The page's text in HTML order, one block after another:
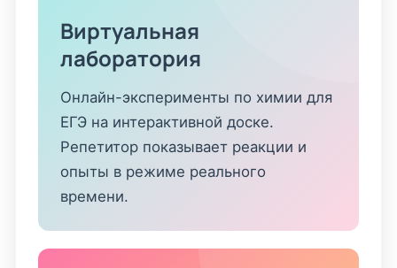
Виртуальная
лаборатория
Онлайн-эксперименты по химии для
ЕГЭ на интерактивной доске.
Репетитор показывает реакции и
опыты в режиме реального
времени.